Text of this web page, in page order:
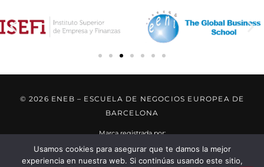
© 2026 ENEB – ESCUELA DE NEGOCIOS EUROPEA DE
BARCELONA
Marca registrada por:
Usamos cookies para asegurar que te damos la mejor
experiencia en nuestra web. Si continúas usando este sitio,